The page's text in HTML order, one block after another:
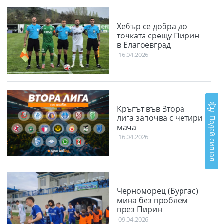
Хебър се добра до
точката срещу Пирин
в Благоевград
16.04.2026
Кръгът във Втора
лига започва с четири
мача
16.04.2026
Черноморец (Бургас)
мина без проблем
през Пирин
09.04.2026
Подай сигнал